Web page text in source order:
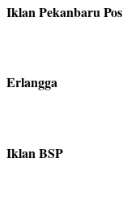
Iklan Pekanbaru Pos
Erlangga
Iklan BSP